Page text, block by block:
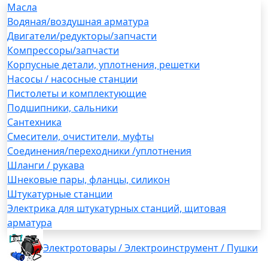
Масла
Водяная/воздушная арматура
Двигатели/редукторы/запчасти
Компрессоры/запчасти
Корпусные детали, уплотнения, решетки
Насосы / насосные станции
Пистолеты и комплектующие
Подшипники, сальники
Сантехника
Смесители, очистители, муфты
Соединения/переходники /уплотнения
Шланги / рукава
Шнековые пары, фланцы, силикон
Штукатурные станции
Электрика для штукатурных станций, щитовая
арматура
Электротовары / Электроинструмент / Пушки